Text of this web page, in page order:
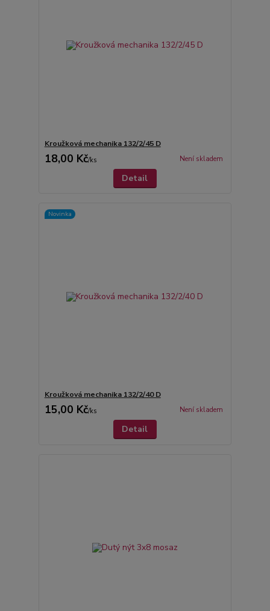
Kroužková mechanika 132/2/45 D
18,00 Kč/ks Není skladem
Detail
Novinka
Kroužková mechanika 132/2/40 D
15,00 Kč/ks Není skladem
Detail